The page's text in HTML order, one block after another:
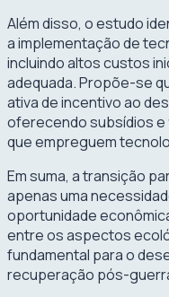
Além disso, o estudo
a implementação de
incluindo altos custos
adequada. Propõe-se
ativa de incentivo ao
oferecendo subsídios
que empreguem
Em suma, a transição
apenas uma
oportunidade
entre os aspectos
fundamental para o
recuperação pós-